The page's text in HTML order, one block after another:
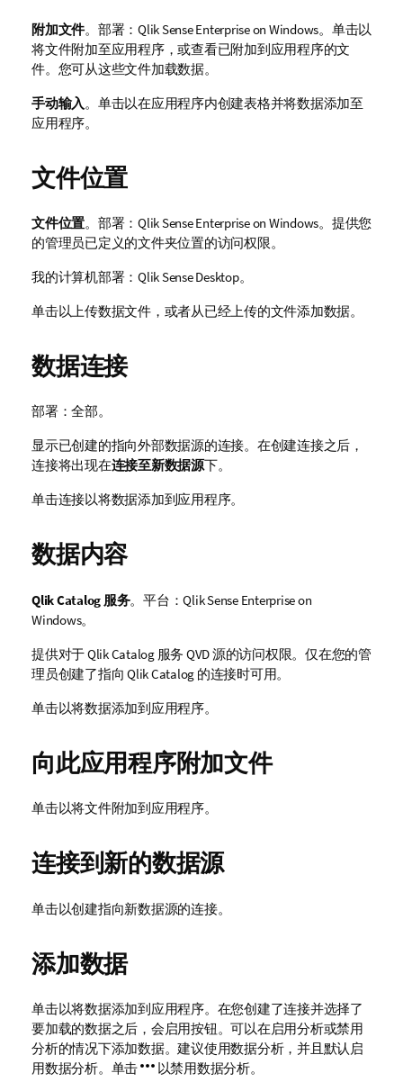
附加文件。部署： Qlik Sense Enterprise on Windows。单击以
将文件附加至应用程序，或查看已附加到应用程序的文
件。您可从这些文件加载数据。
手动输入 。单击以在应用程序内创建表格并将数据添加至
应用程序。
文件位置
文件位置。部署： Qlik Sense Enterprise on Windows。提供您
的管理员已定义的文件夹位置的访问权限。
我的计算机部署： Qlik Sense Desktop。
单击以上传数据文件，或者从已经上传的文件添加数据。
数据连接
部署：全部。
显示已创建的指向外部数据源的连接。在创建连接之后，
连接将出现在连接至新数据源下。
单击连接以将数据添加到应用程序。
数据内容
Qlik Catalog 服务。平台：Qlik Sense Enterprise on
Windows。
提供对于Qlik Catalog 服务 QVD源的访问权限。仅在您的管
理员创建了指向 Qlik Catalog 的连接时可用。
单击以将数据添加到应用程序。
向此应用程序附加文件
单击以将文件附加到应用程序。
连接到新的数据源
单击以创建指向新数据源的连接。
添加数据
单击以将数据添加到应用程序。在您创建了连接并选择了
要加载的数据之后，会启用按钮。可以在启用分析或禁用
分析的情况下添加数据。建议使用数据分析，并且默认启
用数据分析。单击
以禁用数据分析。